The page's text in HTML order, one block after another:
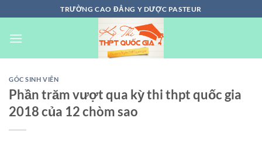
đến
nội
TRƯỜNG CAO ĐẲNG Y DƯỢC PASTEUR
GÓC SINH VIÊN
Phần trăm vượt qua kỳ thi thpt quốc gia
2018 của 12 chòm sao